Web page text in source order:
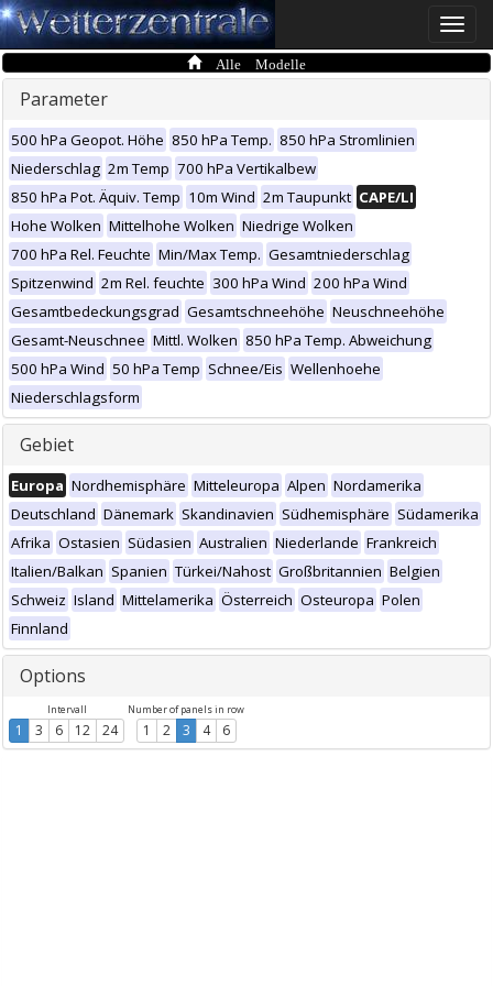
Toggle
Alle Modelle
Parameter
500 hPa Geopot. Höhe 850 hPa Temp. 850 hPa Stromlinien
Niederschlag 2m Temp 700 hPa Vertikalbew
850 hPa Pot. Äquiv. Temp 10m Wind 2m Taupunkt CAPE/LI
Hohe Wolken Mittelhohe Wolken Niedrige Wolken
700 hPa Rel. Feuchte Min/Max Temp. Gesamtniederschlag
Spitzenwind 2m Rel. feuchte 300 hPa Wind 200 hPa Wind
Gesamtbedeckungsgrad Gesamtschneehöhe Neuschneehöhe
Gesamt-Neuschnee Mittl. Wolken 850 hPa Temp. Abweichung
500 hPa Wind 50 hPa Temp Schnee/Eis Wellenhoehe
Niederschlagsform
Gebiet
Europa Nordhemisphäre Mitteleuropa Alpen Nordamerika
Deutschland Dänemark Skandinavien Südhemisphäre Südamerika
Afrika Ostasien Südasien Australien Niederlande Frankreich
Italien/Balkan Spanien Türkei/Nahost Großbritannien Belgien
Schweiz Island Mittelamerika Österreich Osteuropa Polen
Finnland
Options
Intervall
1 3 6 12 24
Number of panels in row
1 2 3 4 6